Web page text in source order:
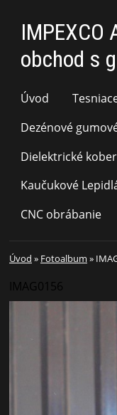
IMPEXCO
obchod s
Úvod
Dezénové
Dielektrické
Kaučukové
CNC obrábanie
Úvod » Fotoalbum »
IMAG0156